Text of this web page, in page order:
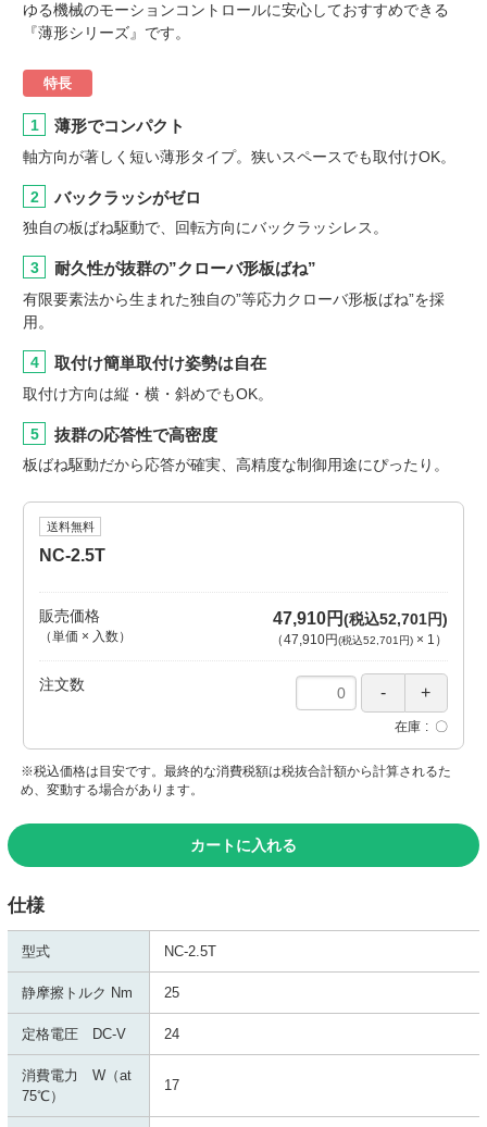
ゆる機械のモーションコントロールに安心しておすすめできる
『薄形シリーズ』です。
特長
1 薄形でコンパクト
軸方向が著しく短い薄形タイプ。狭いスペースでも取付けOK。
2 バックラッシがゼロ
独自の板ばね駆動で、回転方向にバックラッシレス。
3 耐久性が抜群の”クローバ形板ばね”
有限要素法から生まれた独自の”等応力クローバ形板ばね”を採
用。
4 取付け簡単取付け姿勢は自在
取付け方向は縦・横・斜めでもOK。
5 抜群の応答性で高密度
板ばね駆動だから応答が確実、高精度な制御用途にぴったり。
送料無料
NC-2.5T
販売価格
（単価 × 入数）
47,910円 (税込52,701円)
（47,910円(税込52,701円)× 1 ）
注文数
在庫 〇
※税込価格は目安です。最終的な消費税額は税抜合計額から計算されるた
め、変動する場合があります。
カートに入れる
仕様
型式 NC-2.5T
静摩擦トルク Nm 25
定格電圧 DC-V 24
消費電力 W（at
75℃）
17